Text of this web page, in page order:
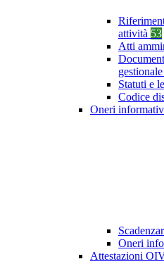
attività 53
Atti
gestionale
Statuti e
Codice
Oneri
Oneri
Attestazioni